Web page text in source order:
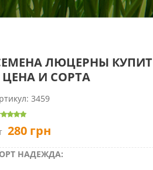
ЛЮЦЕРНЫ
ЦЕНА И СОРТА
3459
280 грн
НАДЕЖДА: